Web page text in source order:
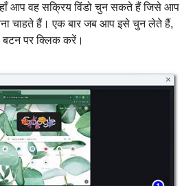
आप वह सक्रिय विंडो चुन सकते हैं जिसे आप
चाहते हैं। एक बार जब आप इसे चुन लेते हैं,
पर क्लिक करें।